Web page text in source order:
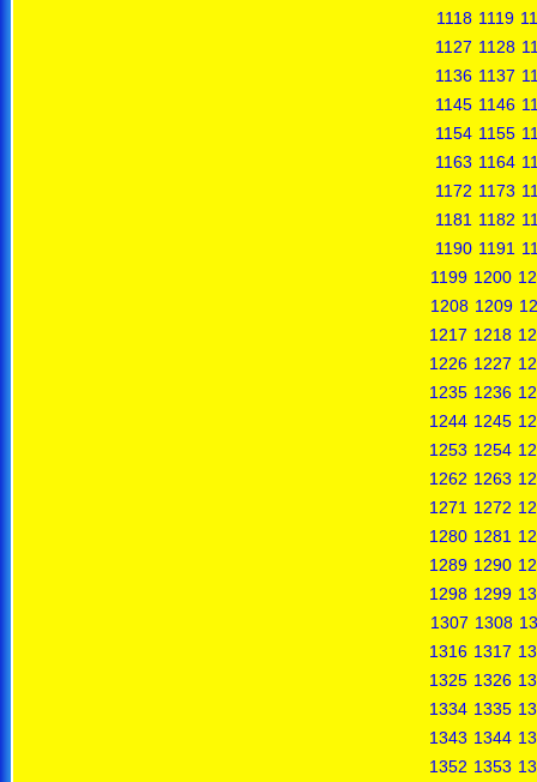
1118 1119
1127 1128
1136 1137
1145 1146
1154 1155
1163 1164
1172 1173
1181 1182
1190 1191
1199 1200
1208 1209
1217 1218
1226 1227
1235 1236
1244 1245
1253 1254
1262 1263
1271 1272
1280 1281
1289 1290
1298 1299
1307 1308
1316 1317
1325 1326
1334 1335
1343 1344
1352 1353